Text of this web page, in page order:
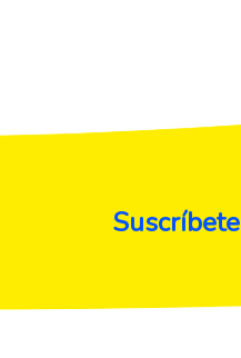
Suscríbete